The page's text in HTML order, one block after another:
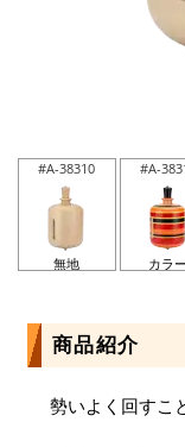
#A-38310
無地
#A-
カラー
商品紹介
勢いよく回すこ